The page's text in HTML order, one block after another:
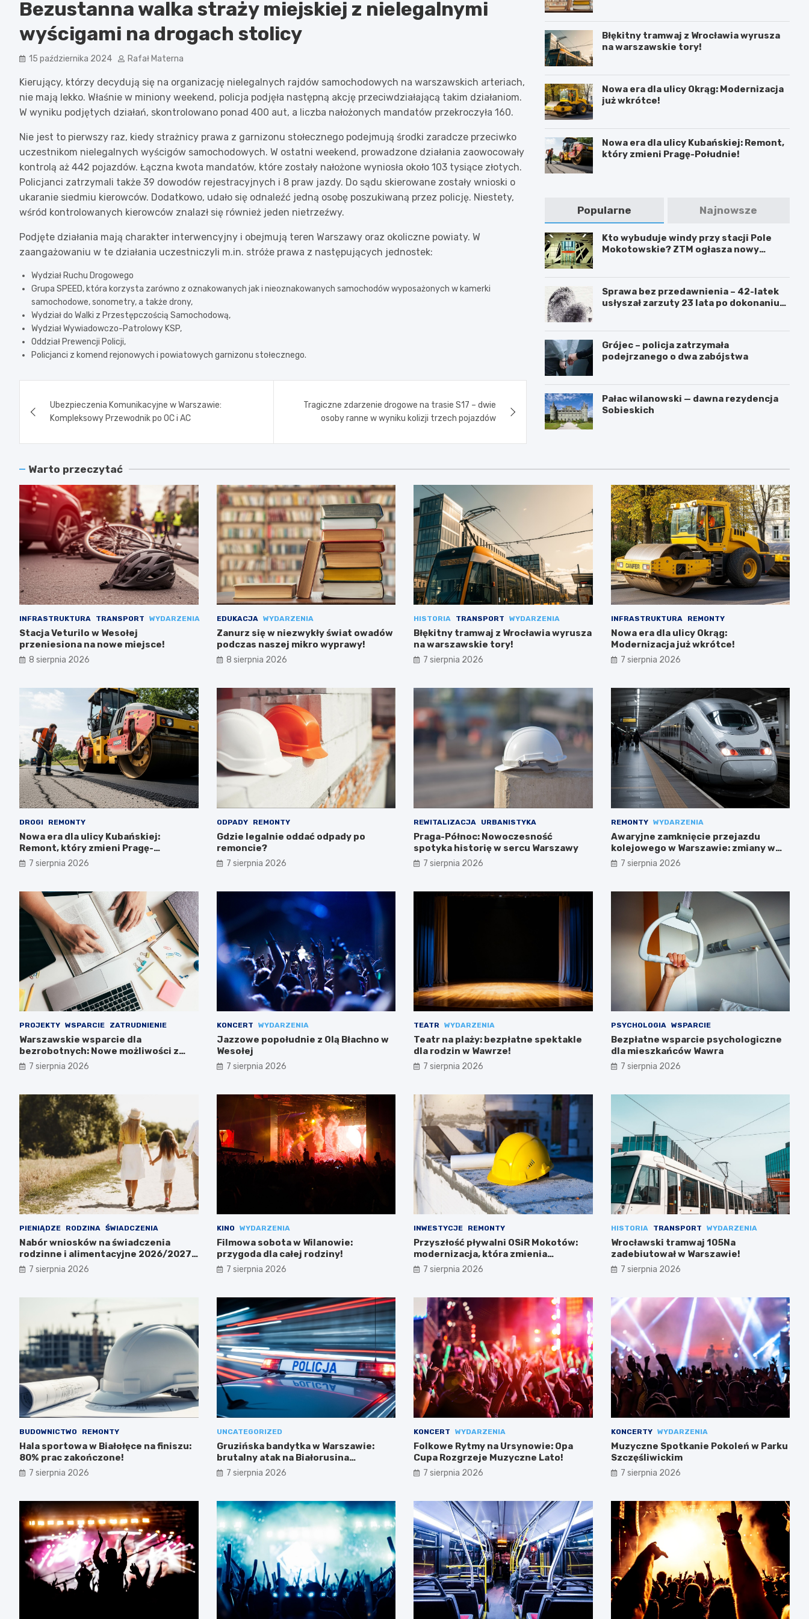
Bezustanna walka straży miejskiej z nielegalnymi
wyścigami na drogach stolicy
15 października 2024 Rafał Materna
Kierujący, którzy decydują się na organizację nielegalnych rajdów samochodowych na warszawskich arteriach,
nie mają lekko. Właśnie w miniony weekend, policja podjęła następną akcję przeciwdziałającą takim działaniom.
W wyniku podjętych działań, skontrolowano ponad 400 aut, a liczba nałożonych mandatów przekroczyła 160.
Nie jest to pierwszy raz, kiedy strażnicy prawa z garnizonu stołecznego podejmują środki zaradcze przeciwko
uczestnikom nielegalnych wyścigów samochodowych. W ostatni weekend, prowadzone działania zaowocowały
kontrolą aż 442 pojazdów. Łączna kwota mandatów, które zostały nałożone wyniosła około 103 tysiące złotych.
Policjanci zatrzymali także 39 dowodów rejestracyjnych i 8 praw jazdy. Do sądu skierowane zostały wnioski o
ukaranie siedmiu kierowców. Dodatkowo, udało się odnaleźć jedną osobę poszukiwaną przez policję. Niestety,
wśród kontrolowanych kierowców znalazł się również jeden nietrzeźwy.
Podjęte działania mają charakter interwencyjny i obejmują teren Warszawy oraz okoliczne powiaty. W
zaangażowaniu w te działania uczestniczyli m.in. stróże prawa z następujących jednostek:
Wydział Ruchu Drogowego
Grupa SPEED, która korzysta zarówno z oznakowanych jak i nieoznakowanych samochodów wyposażonych w kamerki
samochodowe, sonometry, a także drony,
Wydział do Walki z Przestępczością Samochodową,
Wydział Wywiadowczo-Patrolowy KSP,
Oddział Prewencji Policji,
Policjanci z komend rejonowych i powiatowych garnizonu stołecznego.
wpisu
Ubezpieczenia Komunikacyjne w Warszawie:
Kompleksowy Przewodnik po OC i AC
Tragiczne zdarzenie drogowe na trasie S17 – dwie
osoby ranne w wyniku kolizji trzech pojazdów
Błękitny tramwaj z Wrocławia wyrusza
na warszawskie tory!
Nowa era dla ulicy Okrąg: Modernizacja
już wkrótce!
Nowa era dla ulicy Kubańskiej: Remont,
który zmieni Pragę-Południe!
Popularne Najnowsze
Kto wybuduje windy przy stacji Pole
Mokotowskie? ZTM ogłasza nowy
Sprawa bez przedawnienia – 42-latek
usłyszał zarzuty 23 lata po dokonaniu
Grójec – policja zatrzymała
podejrzanego o dwa zabójstwa
Pałac wilanowski — dawna rezydencja
Sobieskich
Warto przeczytać
INFRASTRUKTURA TRANSPORT WYDARZENIA
Stacja Veturilo w Wesołej
przeniesiona na nowe miejsce!
8 sierpnia 2026
EDUKACJA WYDARZENIA
Zanurz się w niezwykły świat owadów
podczas naszej mikro wyprawy!
8 sierpnia 2026
HISTORIA TRANSPORT WYDARZENIA
Błękitny tramwaj z Wrocławia wyrusza
na warszawskie tory!
7 sierpnia 2026
INFRASTRUKTURA REMONTY
Nowa era dla ulicy Okrąg:
Modernizacja już wkrótce!
7 sierpnia 2026
DROGI REMONTY
Nowa era dla ulicy Kubańskiej:
Remont, który zmieni Pragę-
Południe!
7 sierpnia 2026
ODPADY REMONTY
Gdzie legalnie oddać odpady po
remoncie?
7 sierpnia 2026
REWITALIZACJA URBANISTYKA
Praga-Północ: Nowoczesność
spotyka historię w sercu Warszawy
7 sierpnia 2026
REMONTY WYDARZENIA
Awaryjne zamknięcie przejazdu
kolejowego w Warszawie: zmiany w
trasach mieszkańców
7 sierpnia 2026
PROJEKTY WSPARCIE ZATRUDNIENIE
Warszawskie wsparcie dla
bezrobotnych: Nowe możliwości z
projektem FEM III
7 sierpnia 2026
KONCERT WYDARZENIA
Jazzowe popołudnie z Olą Błachno w
Wesołej
7 sierpnia 2026
TEATR WYDARZENIA
Teatr na plaży: bezpłatne spektakle
dla rodzin w Wawrze!
7 sierpnia 2026
PSYCHOLOGIA WSPARCIE
Bezpłatne wsparcie psychologiczne
dla mieszkańców Wawra
7 sierpnia 2026
PIENIĄDZE RODZINA ŚWIADCZENIA
Nabór wniosków na świadczenia
rodzinne i alimentacyjne 2026/2027
już w lipcu!
7 sierpnia 2026
KINO WYDARZENIA
Filmowa sobota w Wilanowie:
przygoda dla całej rodziny!
7 sierpnia 2026
INWESTYCJE REMONTY
Przyszłość pływalni OSiR Mokotów:
modernizacja, która zmienia
wszystko
7 sierpnia 2026
HISTORIA TRANSPORT WYDARZENIA
Wrocławski tramwaj 105Na
zadebiutował w Warszawie!
7 sierpnia 2026
BUDOWNICTWO REMONTY
Hala sportowa w Białołęce na finiszu:
80% prac zakończone!
7 sierpnia 2026
UNCATEGORIZED
Gruzińska bandytka w Warszawie:
brutalny atak na Białorusina
zakończony aresztowaniem
7 sierpnia 2026
KONCERT WYDARZENIA
Folkowe Rytmy na Ursynowie: Opa
Cupa Rozgrzeje Muzyczne Lato!
7 sierpnia 2026
KONCERTY WYDARZENIA
Muzyczne Spotkanie Pokoleń w Parku
Szczęśliwickim
7 sierpnia 2026